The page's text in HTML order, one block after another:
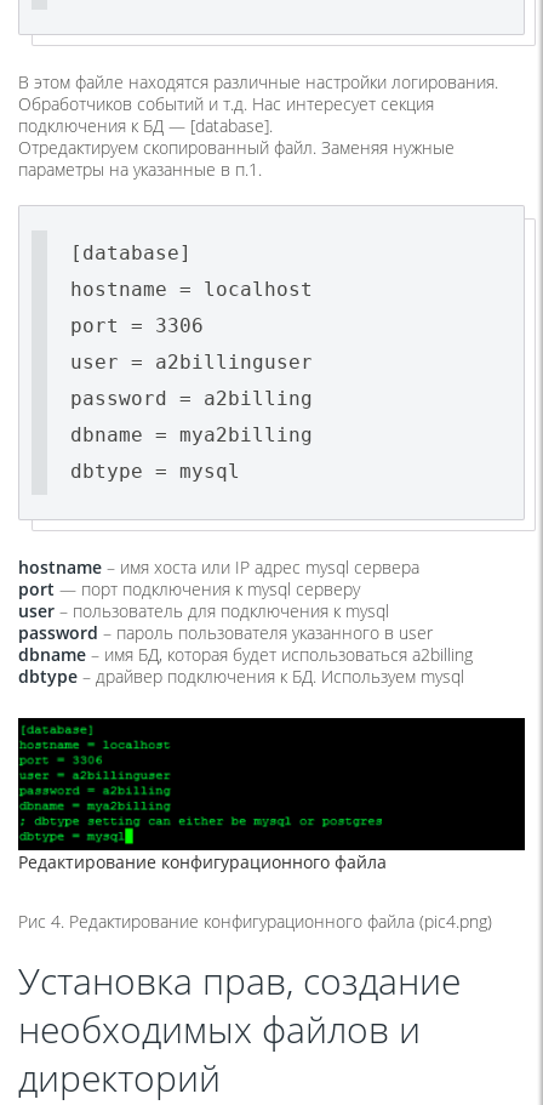
В этом файле находятся различные настройки логирования.
Обработчиков событий и т.д. Нас интересует секция
подключения к БД — [database].
Отредактируем скопированный файл. Заменяя нужные
параметры на указанные в п.1.
[database]
hostname = localhost
port = 3306
user = a2billinguser
password = a2billing
dbname = mya2billing
dbtype = mysql
hostname – имя хоста или IP адрес mysql сервера
port — порт подключения к mysql серверу
user – пользователь для подключения к mysql
password – пароль пользователя указанного в user
dbname – имя БД, которая будет использоваться a2billing
dbtype – драйвер подключения к БД. Используем mysql
Редактирование конфигурационного файла
Рис 4. Редактирование конфигурационного файла (pic4.png)
Установка прав, создание
необходимых файлов и
директорий